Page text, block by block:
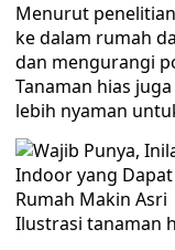
Menurut
ke dalam rumah
dan mengurangi
Tanaman hias
lebih nyaman
Ilustrasi tanaman